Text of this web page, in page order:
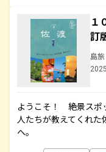
訂
島旅
ようこそ！ 絶景スポ
人たちが教えてくれた
へ。